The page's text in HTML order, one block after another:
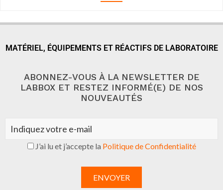
MATÉRIEL, ÉQUIPEMENTS ET RÉACTIFS DE LABORATOIRE
ABONNEZ-VOUS À LA NEWSLETTER DE
LABBOX ET RESTEZ INFORMÉ(E) DE NOS
NOUVEAUTÉS
J’ai lu et j’accepte la Politique de Confidentialité